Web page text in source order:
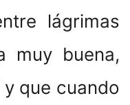
lágrimas
muy buena,
que cuando